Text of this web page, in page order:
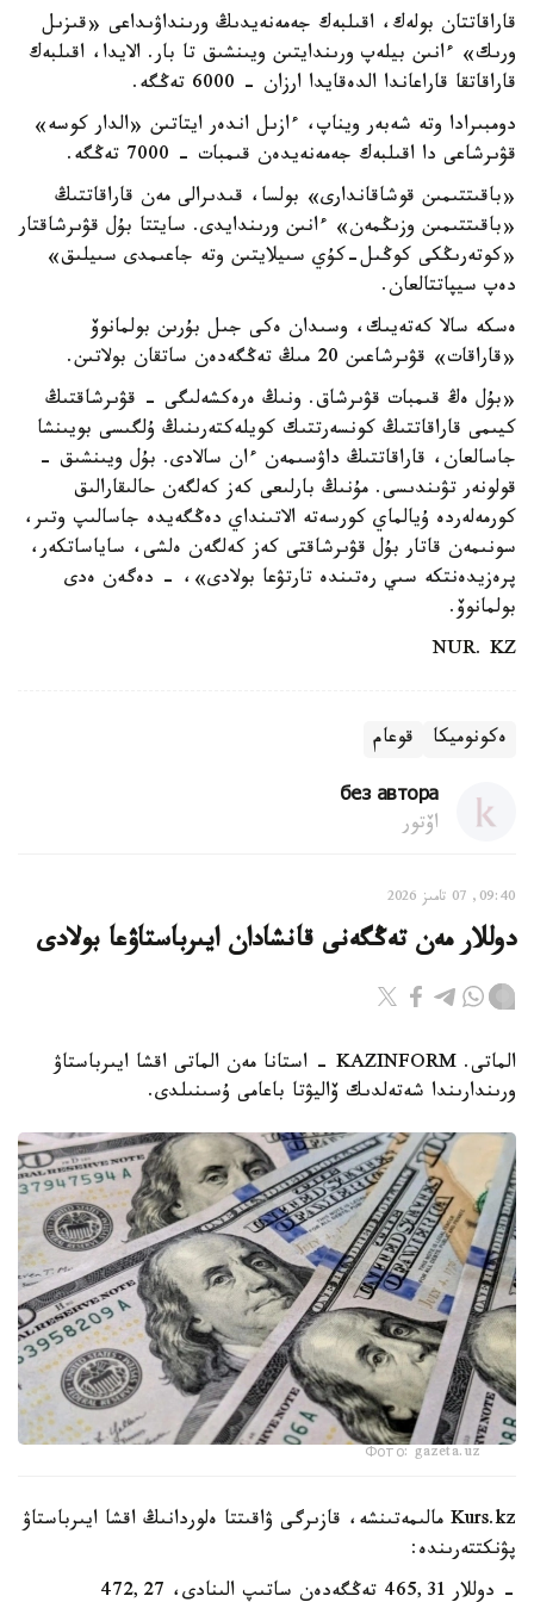
قاراقاتتان بولەك، اقىلبەك جەمەنەيدىڭ ورىنداۋىداعى «قىزىل
ورىك» ءانىن بيلەپ ورىندايتىن ويىنشىق تا بار. الايدا، اقىلبەك
قاراقاتقا قاراعاندا الدەقايدا ارزان - 6000 تەڭگە.
دومبىرادا وتە شەبەر ويناپ، ءازىل اندەر ايتاتىن «الدار كوسە»
قۋىرشاعى دا اقىلبەك جەمەنەيدەن قىمبات - 7000 تەڭگە.
«باقىتتىمىن قوشاقاندارى» بولسا، قىدىرالى مەن قاراقاتتىڭ
«باقىتتىمىن وزىڭمەن» ءانىن ورىندايدى. سايتتا بۇل قۋىرشاقتار
«كوتەرىڭكى كوڭىل-كۇي سىيلايتىن وتە جاعىمدى سىيلىق»
دەپ سيپاتتالعان.
ەسكە سالا كەتەيىك، وسىدان ەكى جىل بۇرىن بولمانوۆ
«قاراقات» قۋىرشاعىن 20 مىڭ تەڭگەدەن ساتقان بولاتىن.
«بۇل ەڭ قىمبات قۋىرشاق. ونىڭ ەرەكشەلىگى - قۋىرشاقتىڭ
كيىمى قاراقاتتىڭ كونسەرتتىك كويلەكتەرىنىڭ ۇلگىسى بويىنشا
جاسالعان، قاراقاتتىڭ داۋسىمەن ءان سالادى. بۇل ويىنشىق -
قولونەر تۋىندىسى. مۇنىڭ بارلىعى كەز كەلگەن حالىقارالىق
كورمەلەردە ۇيالماي كورسەتە الاتىنداي دەڭگەيدە جاسالىپ وتىر،
سونىمەن قاتار بۇل قۋىرشاقتى كەز كەلگەن ەلشى، ساياساتكەر،
پرەزيدەنتكە سىي رەتىندە تارتۋعا بولادى»، - دەگەن ەدى
بولمانوۆ.
NUR. KZ
ەكونوميكا قوعام
без автора
اۆتور
09:40, 07 تامىز 2026
دوللار مەن تەڭگەنى قانشادان ايىرباستاۋعا بولادى
الماتى. KAZINFORM - استانا مەن الماتى اقشا ايىرباستاۋ
ورىندارىندا شەتەلدىك ۆاليۋتا باعامى ۇسىنىلدى.
Фото: gazeta.uz
Kurs.kz مالىمەتىنشە، قازىرگى ۋاقىتتا ەلوردانىڭ اقشا ايىرباستاۋ
پۋنكتتەرىندە:
- دوللار 465,31 تەڭگەدەن ساتىپ الىنادى، 472,27